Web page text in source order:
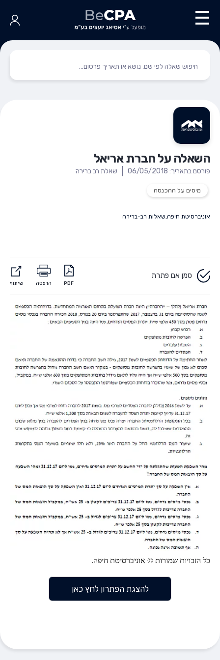
השאלה על חברת אריאל
פורסם בתאריך: 06/05/2018 שאלת רב ברירה
מיסים על ההכנסה
אוניברסיטת חיפה,שאלות רב-ברירה
סמן אם פתרת
PDF הדפסה שיתוף
כל הזכויות שמורות © אוניברסיטת חיפה.
להצגת הפתרון לחץ כאן